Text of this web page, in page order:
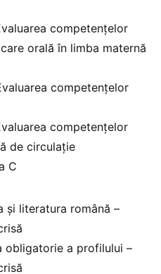
competențelor
orală în limba maternă
competențelor
competențelor
de circulație
C
și literatura română –
obligatorie a profilului –